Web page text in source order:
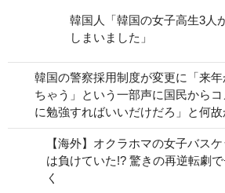
韓国人「韓国の女子高生3人
しまいました」
韓国の警察採用制度が変更に「来
ちゃう」という一部声に国民から
に勉強すればいいだけだろ」と何
【海外】オクラホマの女子バス
は負けていた!? 驚きの再逆転劇
く